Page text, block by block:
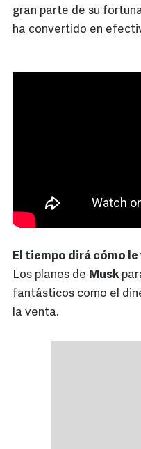
gran parte de su
ha convertido en
El tiempo dirá cómo le
Los planes de Musk
fantásticos como el
la venta.